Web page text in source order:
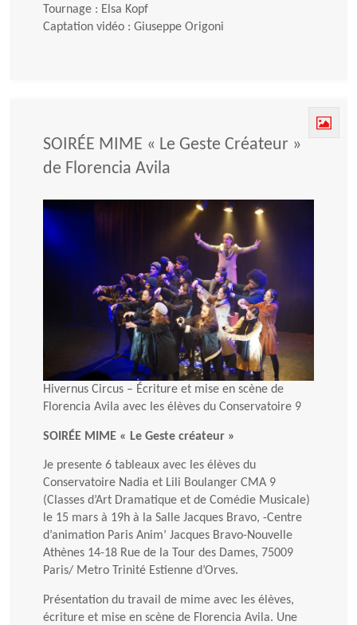
Tournage : Elsa Kopf
Captation vidéo : Giuseppe Origoni
SOIRÉE MIME « Le Geste Créateur »
de Florencia Avila
Hivernus Circus – Écriture et mise en scène de
Florencia Avila avec les élèves du Conservatoire 9
SOIRÉE MIME « Le Geste créateur »
Je presente 6 tableaux avec les élèves du
Conservatoire Nadia et Lili Boulanger CMA 9
(Classes d’Art Dramatique et de Comédie Musicale)
le 15 mars à 19h à la Salle Jacques Bravo, -Centre
d’animation Paris Anim’ Jacques Bravo-Nouvelle
Athènes 14-18 Rue de la Tour des Dames, 75009
Paris/ Metro Trinité Estienne d’Orves.
Présentation du travail de mime avec les élèves,
écriture et mise en scène de Florencia Avila. Une